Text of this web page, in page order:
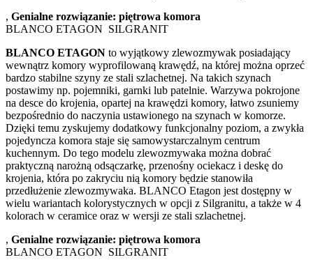
, Genialne rozwiązanie: piętrowa komora
BLANCO ETAGON SILGRANIT
BLANCO ETAGON to wyjątkowy zlewozmywak posiadający
wewnątrz komory wyprofilowaną krawędź, na której można oprzeć
bardzo stabilne szyny ze stali szlachetnej. Na takich szynach
postawimy np. pojemniki, garnki lub patelnie. Warzywa pokrojone
na desce do krojenia, opartej na krawędzi komory, łatwo zsuniemy
bezpośrednio do naczynia ustawionego na szynach w komorze.
Dzięki temu zyskujemy dodatkowy funkcjonalny poziom, a zwykła
pojedyncza komora staje się samowystarczalnym centrum
kuchennym. Do tego modelu zlewozmywaka można dobrać
praktyczną narożną odsączarkę, przenośny ociekacz i deskę do
krojenia, która po zakryciu nią komory będzie stanowiła
przedłużenie zlewozmywaka. BLANCO Etagon jest dostępny w
wielu wariantach kolorystycznych w opcji z Silgranitu, a także w 4
kolorach w ceramice oraz w wersji ze stali szlachetnej.
, Genialne rozwiązanie: piętrowa komora
BLANCO ETAGON SILGRANIT